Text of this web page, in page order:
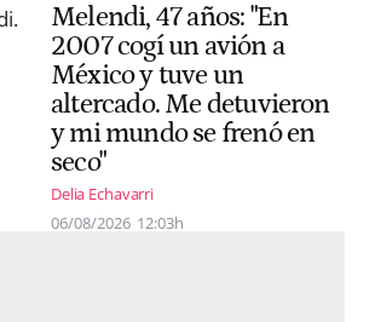
Melendi, 47 años: "En
2007 cogí un avión a
México y tuve un
altercado. Me detuvieron
y mi mundo se frenó en
seco"
Delia Echavarri
06/08/2026 12:03h